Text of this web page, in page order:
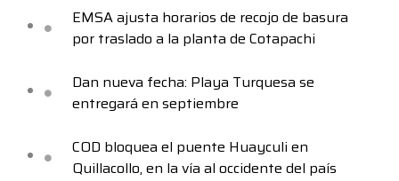
EMSA ajusta horarios de recojo de basura
por traslado a la planta de Cotapachi
Dan nueva fecha: Playa Turquesa se
entregará en septiembre
COD bloquea el puente Huayculi en
Quillacollo, en la vía al occidente del país